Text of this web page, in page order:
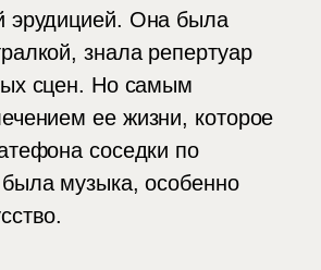
эрудицией. Она была
знала репертуар
сцен. Но самым
ее жизни, которое
соседки по
музыка, особенно